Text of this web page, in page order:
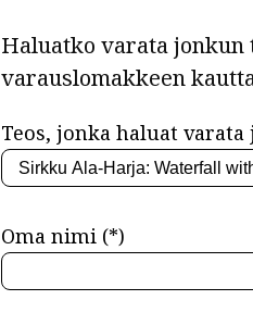
Haluatko varata jonkun
varauslomakkeen
Teos, jonka haluat
Oma nimi (*)